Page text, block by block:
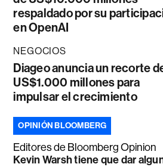
respaldado por su
en OpenAI
NEGOCIOS
Diageo anuncia un recorte
US$1.000 millones para
impulsar el crecimiento
OPINIÓN BLOOMBERG
Editores de Bloomberg Opinion
Kevin Warsh tiene que dar